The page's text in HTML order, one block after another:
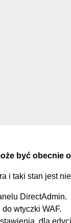
być obecnie
i taki stan jest
DirectAdmin.
wtyczki WAF.
dla